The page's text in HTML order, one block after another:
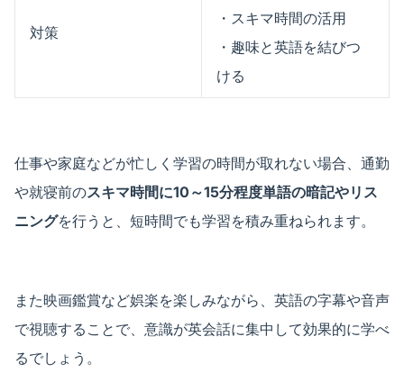
対策
・スキマ時間の活用
・趣味と英語を結びつ
ける
仕事や家庭などが忙しく学習の時間が取れない場合、通勤
や就寝前のスキマ時間に10～15分程度単語の暗記やリス
ニングを行うと、短時間でも学習を積み重ねられます。
また映画鑑賞など娯楽を楽しみながら、英語の字幕や音声
で視聴することで、意識が英会話に集中して効果的に学べ
るでしょう。